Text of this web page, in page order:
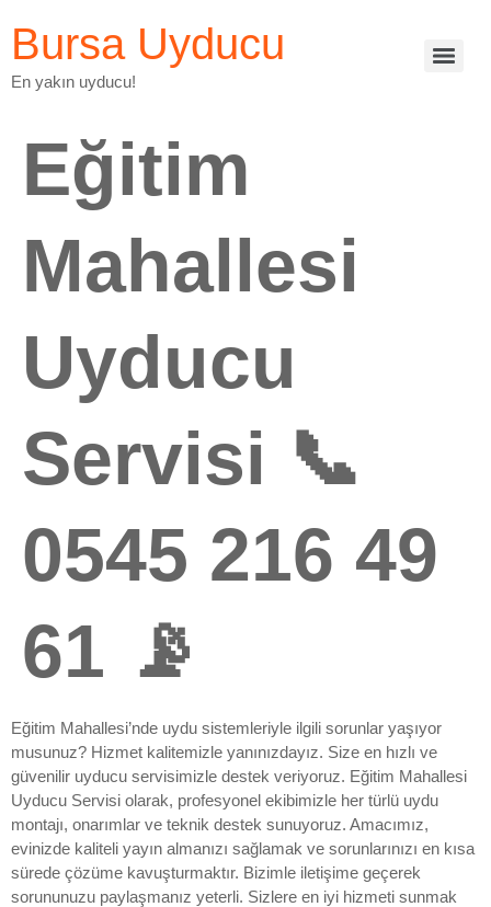
Bursa Uyducu
En yakın uyducu!
Eğitim
Mahallesi
Uyducu
Servisi 📞
0545 216 49
61 📡
Eğitim Mahallesi’nde uydu sistemleriyle ilgili sorunlar yaşıyor
musunuz? Hizmet kalitemizle yanınızdayız. Size en hızlı ve
güvenilir uyducu servisimizle destek veriyoruz. Eğitim Mahallesi
Uyducu Servisi olarak, profesyonel ekibimizle her türlü uydu
montajı, onarımlar ve teknik destek sunuyoruz. Amacımız,
evinizde kaliteli yayın almanızı sağlamak ve sorunlarınızı en kısa
sürede çözüme kavuşturmaktır. Bizimle iletişime geçerek
sorununuzu paylaşmanız yeterli. Sizlere en iyi hizmeti sunmak